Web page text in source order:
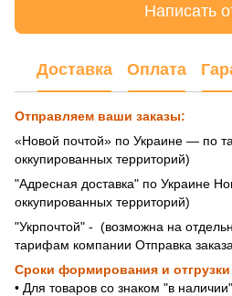
Написать
Доставка Оплата
Отправляем ваши заказы:
«Новой почтой» по Украине — по
оккупированных территорий)
"Адресная доставка" по Украине
оккупированных территорий)
"Укрпочтой" - (возможна на
тарифам компании Отправка
Сроки формирования и отгрузки
• Для товаров со знаком "в